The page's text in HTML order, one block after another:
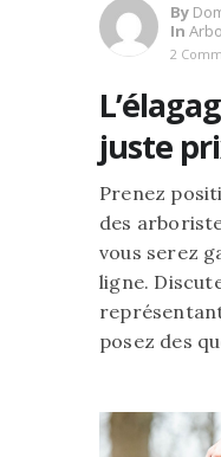
By
In
2
juste
Prenez
des
vous serez
ligne.
posez des